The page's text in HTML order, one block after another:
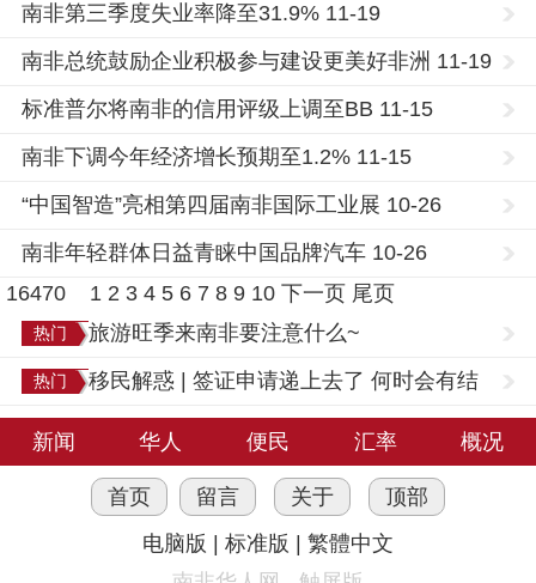
南非第三季度失业率降至31.9% 11-19
南非总统鼓励企业积极参与建设更美好非洲 11-19
标准普尔将南非的信用评级上调至BB 11-15
南非下调今年经济增长预期至1.2% 11-15
“中国智造”亮相第四届南非国际工业展 10-26
南非年轻群体日益青睐中国品牌汽车 10-26
16470
1 2 3 4 5 6 7 8 9 10 下一页 尾页
热门 旅游旺季来南非要注意什么~
热门
移民解惑 | 签证申请递上去了 何时会有结
果？
新闻
华人 便民 汇率 概况
首页 留言 关于
顶部
电脑版
标准版
繁體中文